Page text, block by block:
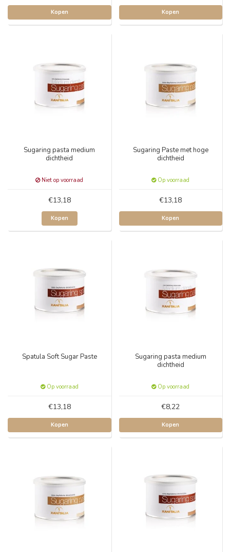
Kopen Kopen
Sugaring pasta medium
dichtheid
Niet op voorraad
€13,18
Kopen
Sugaring Paste met hoge
dichtheid
Op voorraad
€13,18
Kopen
Spatula Soft Sugar Paste
Op voorraad
€13,18
Kopen
Sugaring pasta medium
dichtheid
Op voorraad
€8,22
Kopen